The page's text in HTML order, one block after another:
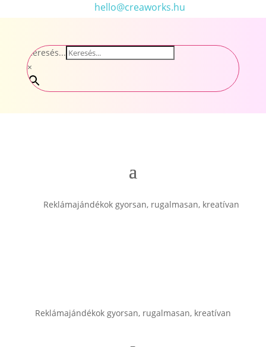
hello@creaworks.hu
Keresés...
×
Reklámajándékok gyorsan, rugalmasan, kreatívan
Reklámajándékok gyorsan, rugalmasan, kreatívan